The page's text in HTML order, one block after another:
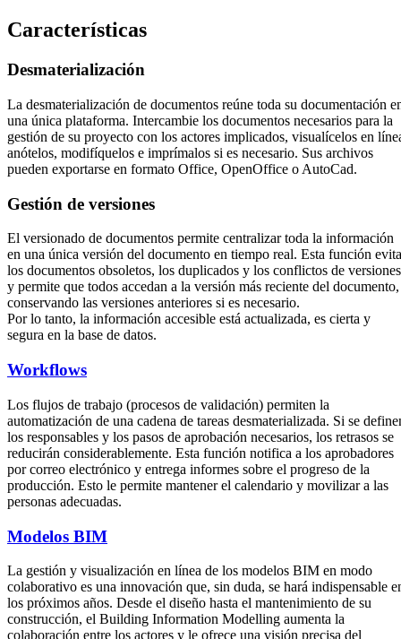
Características
Desmaterialización
La desmaterialización de documentos reúne toda su documentación
una única plataforma. Intercambie los documentos necesarios para la
gestión de su proyecto con los actores implicados, visualícelos en
anótelos, modifíquelos e imprímalos si es necesario. Sus archivos
pueden exportarse en formato Office, OpenOffice o AutoCad.
Gestión de versiones
El versionado de documentos permite centralizar toda la información
en una única versión del documento en tiempo real. Esta función evita
los documentos obsoletos, los duplicados y los conflictos de
y permite que todos accedan a la versión más reciente del documento,
conservando las versiones anteriores si es necesario.
Por lo tanto, la información accesible está actualizada, es cierta y
segura en la base de datos.
Workflows
Los flujos de trabajo (procesos de validación) permiten la
automatización de una cadena de tareas desmaterializada. Si se
los responsables y los pasos de aprobación necesarios, los retrasos se
reducirán considerablemente. Esta función notifica a los aprobadores
por correo electrónico y entrega informes sobre el progreso de la
producción. Esto le permite mantener el calendario y movilizar a las
personas adecuadas.
Modelos BIM
La gestión y visualización en línea de los modelos BIM en modo
colaborativo es una innovación que, sin duda, se hará indispensable
los próximos años. Desde el diseño hasta el mantenimiento de su
construcción, el Building Information Modelling aumenta la
colaboración entre los actores y le ofrece una visión precisa del